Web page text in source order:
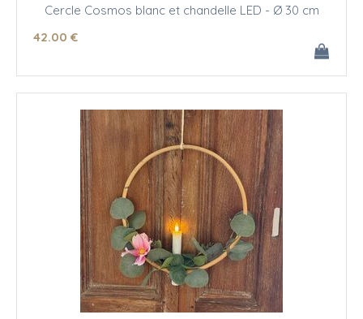
Cercle Cosmos blanc et chandelle LED - Ø 30 cm
42.00 €